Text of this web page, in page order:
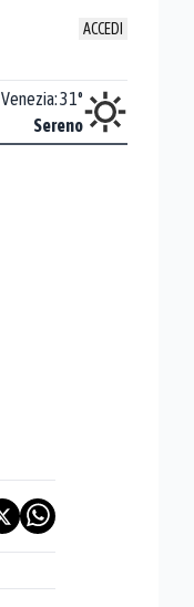
ACCEDI
Venezia:31°
Sereno